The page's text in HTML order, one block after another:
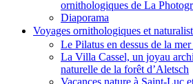
ornithologiques de La
Diaporama
Voyages ornithologiques et
Le Pilatus en dessus de la
La Villa Cassel, un joyau
naturelle de la forêt d’Aletsch
Vacances nature à Saint-Luc